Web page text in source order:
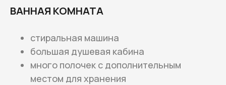
ВАННАЯ КОМНАТА
стиральная машина
большая душевая кабина
много полочек с дополнительным
местом для хранения